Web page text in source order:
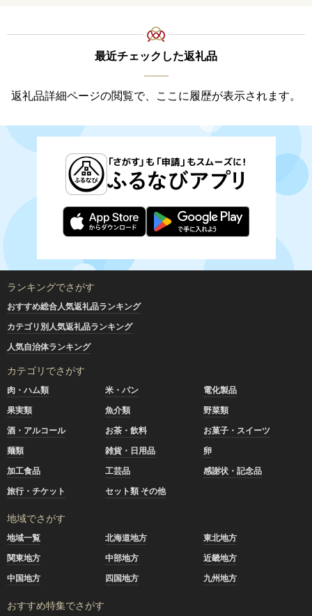
最近チェックした返礼品
返礼品詳細ページの閲覧で、ここに履歴が表示されます。
ランキングでさがす
おすすめ総合人気返礼品ランキング
カテゴリ別人気返礼品ランキング
人気自治体ランキング
カテゴリでさがす
肉・ハム類 米・パン
電化製品
果実類
魚介類
野菜類
酒・アルコール
お茶・飲料
お菓子・スイーツ
麺類
雑貨・日用品
卵
加工食品
工芸品
感謝状・記念品
旅行・チケット
セット類 その他
地域でさがす
地域一覧 北海道地方
東北地方
関東地方
中部地方
近畿地方
中国地方
四国地方 九州地方
おすすめ特集でさがす